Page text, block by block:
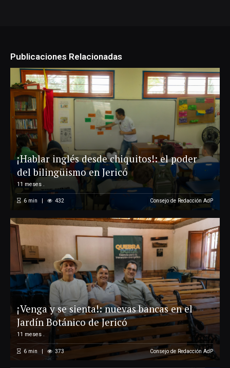
Publicaciones Relacionadas
¡Hablar inglés desde chiquitos!: el poder
del bilingüismo en Jericó
11 meses .
6min 432 Consejo de Redacción AdP
¡Venga y se sienta!: nuevas bancas en el
Jardín Botánico de Jericó
11 meses .
6min 373 Consejo de Redacción AdP